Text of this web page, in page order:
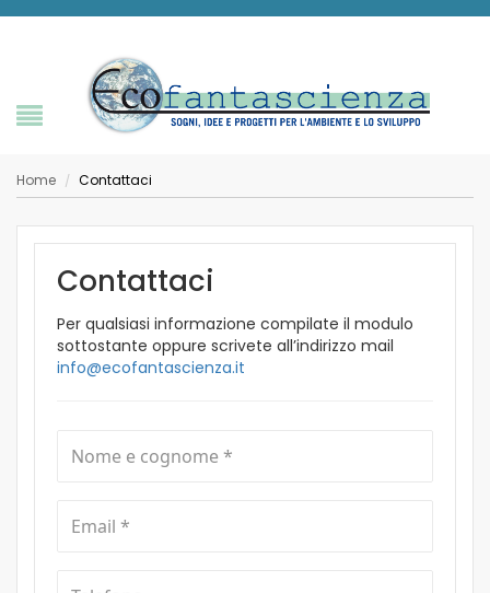
Home / Contattaci
Contattaci
Per qualsiasi informazione compilate il modulo
sottostante oppure scrivete all’indirizzo mail
info@ecofantascienza.it